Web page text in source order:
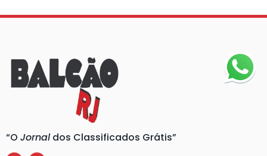
“O Jornaldos Classificados Grátis”